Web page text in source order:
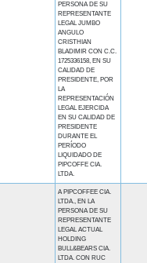
PERSONA DE SU
REPRESENTANTE
LEGAL JUMBO
ANGULO
CRISTHIAN
BLADIMIR CON C.C.
1725336158, EN SU
CALIDAD DE
PRESIDENTE, POR
LA
REPRESENTACIÓN
LEGAL EJERCIDA
EN SU CALIDAD DE
PRESIDENTE
DURANTE EL
PERÍODO
LIQUIDADO DE
PIPCOFFE CIA.
LTDA.
A PIPCOFFEE CIA.
LTDA., EN LA
PERSONA DE SU
REPRESENTANTE
LEGAL ACTUAL
HOLDING
BULL&BEARS CIA.
LTDA. CON RUC